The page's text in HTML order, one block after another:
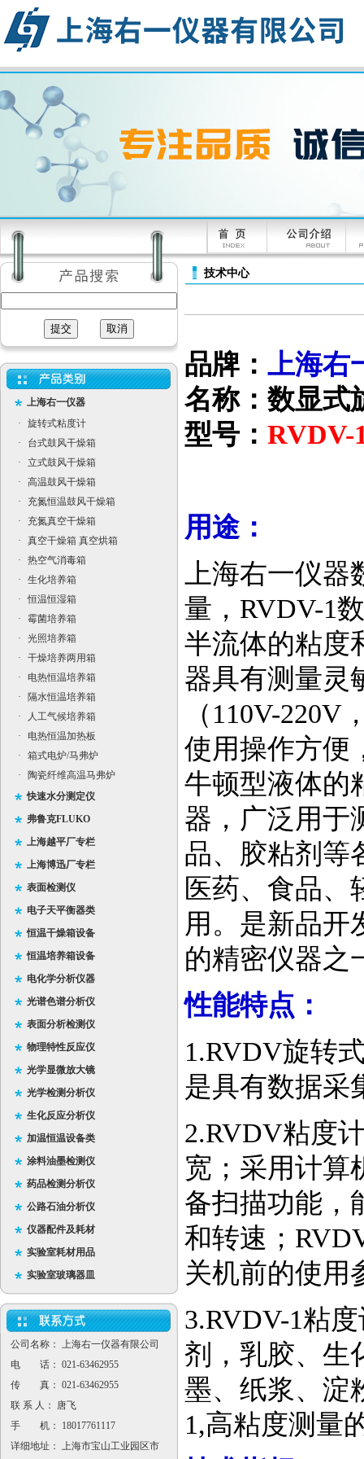
上海右一仪器
·
旋转式粘度计
·
台式鼓风干燥箱
·
立式鼓风干燥箱
·
高温鼓风干燥箱
·
充氮恒温鼓风干燥箱
·
充氮真空干燥箱
·
真空干燥箱 真空烘箱
·
热空气消毒箱
·
生化培养箱
·
恒温恒湿箱
·
霉菌培养箱
·
光照培养箱
·
干燥培养两用箱
·
电热恒温培养箱
·
隔水恒温培养箱
·
人工气候培养箱
·
电热恒温加热板
·
箱式电炉/马弗炉
·
陶瓷纤维高温马弗炉
快速水分测定仪
弗鲁克FLUKO
上海越平厂专栏
上海博迅厂专栏
表面检测仪
电子天平衡器类
恒温干燥箱设备
恒温培养箱设备
电化学分析仪器
光谱色谱分析仪
表面分析检测仪
物理特性反应仪
光学显微放大镜
光学检测分析仪
生化反应分析仪
加温恒温设备类
涂料油墨检测仪
药品检测分析仪
公路石油分析仪
仪器配件及耗材
实验室耗材用品
实验室玻璃器皿
公司名称： 上海右一仪器有限公司
电 话： 021-63462955
传 真： 021-63462955
联 系 人： 唐飞
手 机： 18017761117
详细地址： 上海市宝山工业园区市
技术中心
品牌： 上海右
名称：数显式
型号： RVDV-
用途：
上海右一仪
量，RVDV-1
半流体的粘度
器具有测量灵
（ 110V-220V
使用操作方便
牛顿型液体的
器， 广泛用于
品、胶粘剂等
医药、食品、
用。是新品开
的精密仪器之
性能特点：
1.RVDV旋转
是具有数据采
2.RVDV粘度
宽；采用计算
备扫描功能，
和转速；
关机前的使用
3.RVDV-1粘
剂，乳胶、生
墨、纸浆、淀
1,高粘度测量